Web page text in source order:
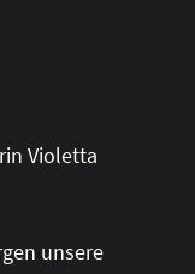
Violetta
unsere